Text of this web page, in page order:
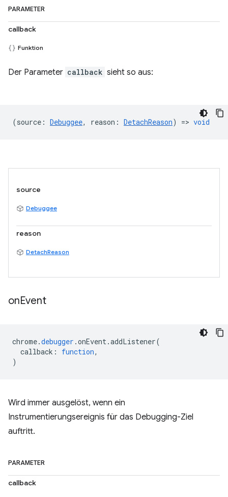
PARAMETER
callback
Funktion
Der Parameter callback sieht so aus:
(source : Debuggee, reason : DetachReason) => void
source
Debuggee
reason
DetachReason
onEvent
chrome.debugger .onEvent.addListener(
callback : function,
)
Wird immer ausgelöst, wenn ein
Instrumentierungsereignis für das Debugging-Ziel
auftritt.
PARAMETER
callback